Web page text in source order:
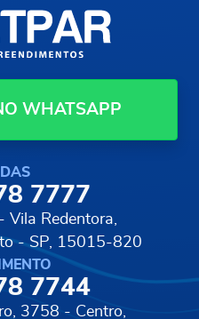
WHATSAPP
7777
Vila Redentora,
- SP, 15015-820
7744
3758 - Centro,